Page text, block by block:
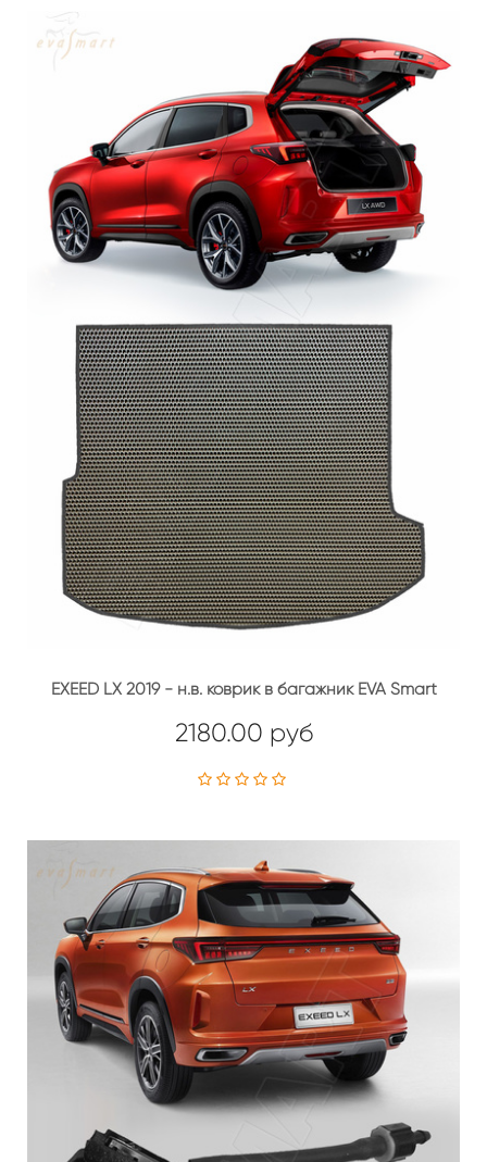
EXEED LX 2019 - н.в. коврик в багажник EVA Smart
2180.00 руб